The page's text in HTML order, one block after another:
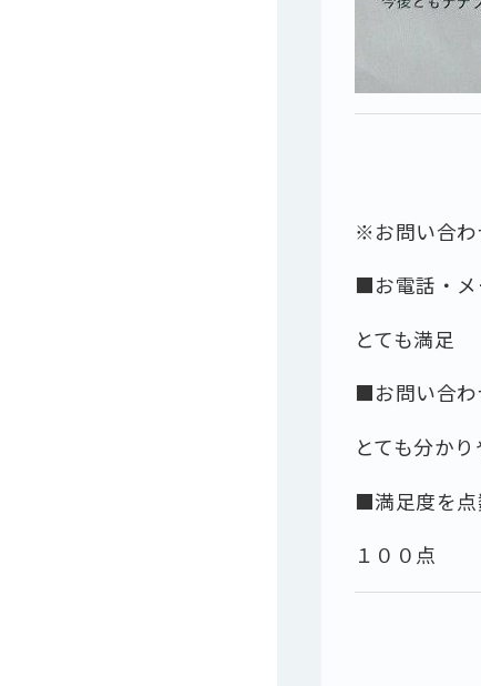
※お問い合
■お電話・メ
とても満足
■お問い合わ
とても分か
■満足度を点
１００点